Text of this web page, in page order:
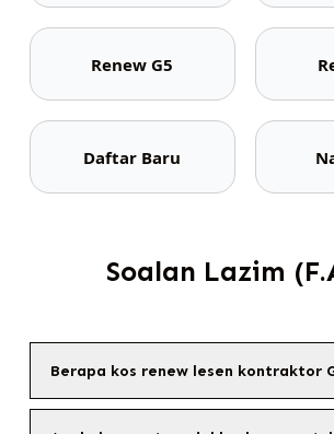
Renew G5
Daftar Baru
Soalan Lazim
Berapa kos renew lesen kontraktor